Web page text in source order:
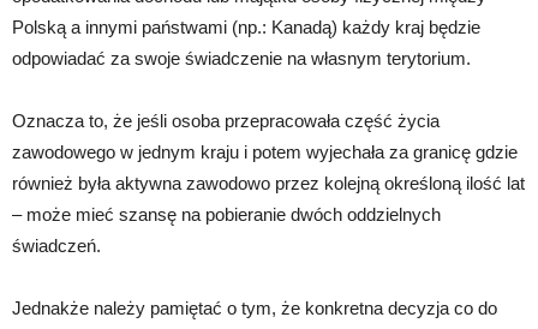
Polską a innymi państwami (np.: Kanadą) każdy kraj będzie
odpowiadać za swoje świadczenie na własnym terytorium.
Oznacza to, że jeśli osoba przepracowała część życia
zawodowego w jednym kraju i potem wyjechała za granicę gdzie
również była aktywna zawodowo przez kolejną określoną ilość lat
– może mieć szansę na pobieranie dwóch oddzielnych
świadczeń.
Jednakże należy pamiętać o tym, że konkretna decyzja co do